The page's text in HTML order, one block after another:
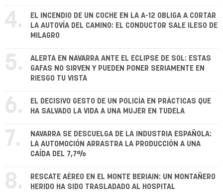
4.
EL INCENDIO DE UN COCHE EN LA A-12 OBLIGA A CORTAR
LA AUTOVÍA DEL CAMINO: EL CONDUCTOR SALE ILESO DE
MILAGRO
5.
ALERTA EN NAVARRA ANTE EL ECLIPSE DE SOL: ESTAS
GAFAS NO SIRVEN Y PUEDEN PONER SERIAMENTE EN
RIESGO TU VISTA
6.
EL DECISIVO GESTO DE UN POLICÍA EN PRÁCTICAS QUE
HA SALVADO LA VIDA A UNA MUJER EN TUDELA
7.
NAVARRA SE DESCUELGA DE LA INDUSTRIA ESPAÑOLA:
LA AUTOMOCIÓN ARRASTRA LA PRODUCCIÓN A UNA
CAÍDA DEL 7,7%
8.
RESCATE AÉREO EN EL MONTE BERIAIN: UN MONTAÑERO
HERIDO HA SIDO TRASLADADO AL HOSPITAL